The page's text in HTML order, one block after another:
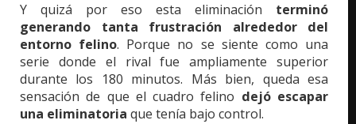
Y quizá por eso esta eliminación terminó
generando tanta frustración alrededor del
entorno felino. Porque no se siente como una
serie donde el rival fue ampliamente superior
durante los 180 minutos. Más bien, queda esa
sensación de que el cuadro felino dejó escapar
una eliminatoria que tenía bajo control.